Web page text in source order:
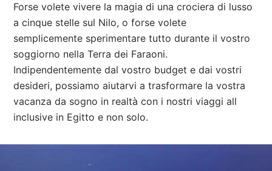
Forse volete vivere la magia di una crociera di lusso
a cinque stelle sul Nilo, o forse volete
semplicemente sperimentare tutto durante il vostro
soggiorno nella Terra dei Faraoni.
Indipendentemente dal vostro budget e dai vostri
desideri, possiamo aiutarvi a trasformare la vostra
vacanza da sogno in realtà con i nostri viaggi all
inclusive in Egitto e non solo.